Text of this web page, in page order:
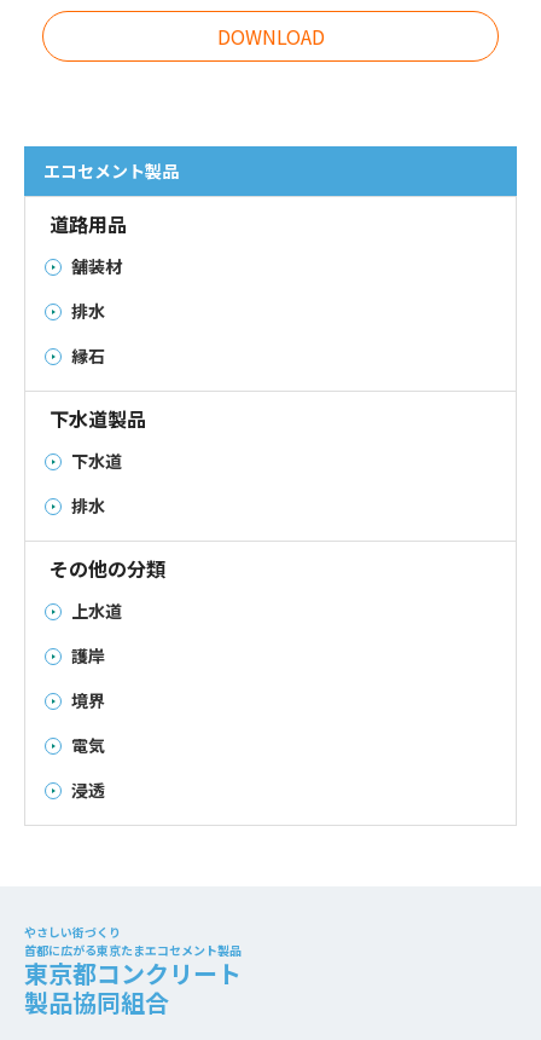
DOWNLOAD
エコセメント製品
道路用品
舗装材
排水
縁石
下水道製品
下水道
排水
その他の分類
上水道
護岸
境界
電気
浸透
やさしい街づくり
首都に広がる東京たまエコセメント製品
東京都コンクリート
製品協同組合